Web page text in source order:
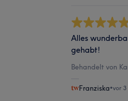
Alles
gehabt!
Behandelt von
Franziska•vor